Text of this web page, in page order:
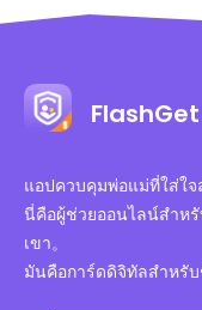
แอปควบคุมพ่อแม่ที่ใส่ใ
นี่คือผู้ช่วยออนไลน์สำห
เขา。
มันคือการ์ดดิจิทัลสำหรับ